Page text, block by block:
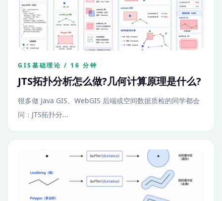
GIS基础理论 / 16 分钟
JTS拓扑分析怎么做?几何计算原理是什么?
很多做 Java GIS、WebGIS 后端或空间数据质检的同学都会
问：JTS拓扑分...